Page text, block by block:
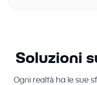
Soluzioni
Ogni realtà ha le sue